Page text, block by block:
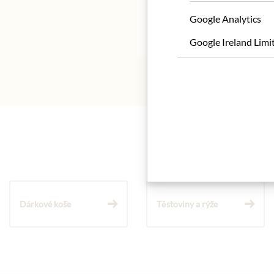
Dárkové koše Těstoviny a rýže
Google Analytics
Google Ireland